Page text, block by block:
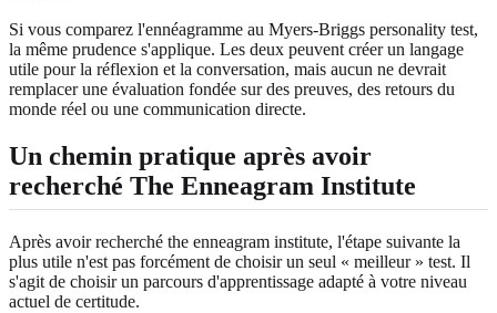
Si vous comparez l'ennéagramme au Myers-Briggs personality test,
la même prudence s'applique. Les deux peuvent créer un langage
utile pour la réflexion et la conversation, mais aucun ne devrait
remplacer une évaluation fondée sur des preuves, des retours du
monde réel ou une communication directe.
Un chemin pratique après avoir
recherché The Enneagram Institute
Après avoir recherché the enneagram institute, l'étape suivante la
plus utile n'est pas forcément de choisir un seul « meilleur » test. Il
s'agit de choisir un parcours d'apprentissage adapté à votre niveau
actuel de certitude.